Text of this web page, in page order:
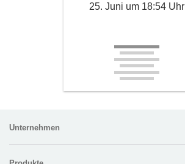
25. Juni um 18:54 Uhr
Unternehmen